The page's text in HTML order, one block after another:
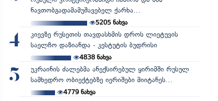
ნავთობგადამამუშავებელ ქარხა...
5205ნახვა
4
კიევზე რუსეთის თავდასხმის დროს ლიეტუვის
საელჩო დაზიანდა - კესტუტის ბუდრისი
4838ნახვა
5
უკრაინის ძალებმა ანექსირებულ ყირიმში რუსულ
სამხედრო ობიექტებზე იერიშები მიიტანეს...
4779ნახვა